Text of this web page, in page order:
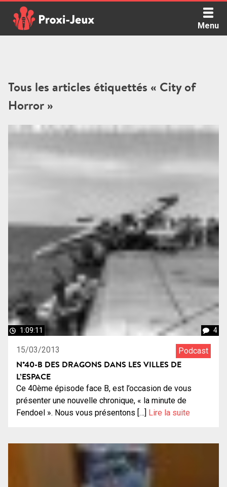
content
Menu
Tous les articles étiquettés « City of
Horror »
1:09:11 4
15/03/2013 Podcast
N°40-B DES DRAGONS DANS LES VILLES DE
L’ESPACE
Ce 40ème épisode face B, est l’occasion de vous
présenter une nouvelle chronique, « la minute de
Fendoel ». Nous vous présentons […] Lire la suite